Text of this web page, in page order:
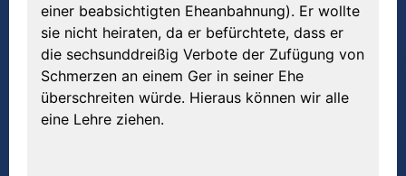
einer beabsichtigten Eheanbahnung). Er wollte
sie nicht heiraten, da er befürchtete, dass er
die sechsunddreißig Verbote der Zufügung von
Schmerzen an einem Ger in seiner Ehe
überschreiten würde. Hieraus können wir alle
eine Lehre ziehen.